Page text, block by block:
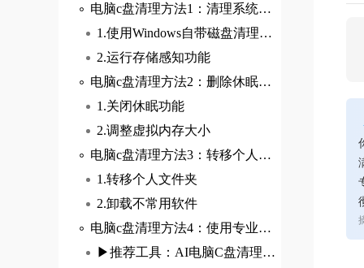
电脑c盘清理方法1：清理系统垃圾‌
1.使用Windows自带磁盘清理工具
2.运行存储感知功能
电脑c盘清理方法2：删除休眠文件与虚拟内存调整‌
1.关闭休眠功能
2.调整虚拟内存大小
电脑c盘清理方法3：转移个人文件夹与卸载软件‌
1.转移个人文件夹
2.卸载不常用软件
电脑c盘清理方法4：使用专业工具‌
▶推荐工具：AI电脑C盘清理大师Pro